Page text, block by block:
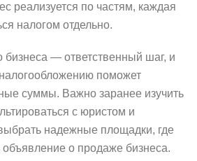
реализуется по частям, каждая
налогом отдельно.
бизнеса — ответственный шаг, и
поможет
суммы. Важно заранее изучить
с юристом и
надежные площадки, где
объявление о продаже бизнеса.